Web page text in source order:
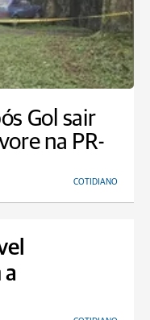
Gol sair
na PR-
COTIDIANO